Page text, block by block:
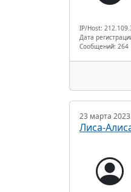
IP/Host:
Дата
Сообщений: 264
23 марта
Лиса-